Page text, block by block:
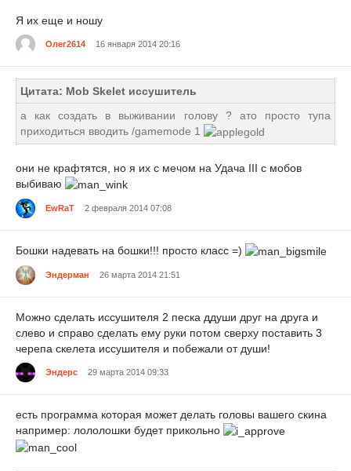
Я их еще и ношу
Олег2614 16 января 2014 20:16
Цитата: Mob Skelet иссушитель
а как создать в выживании голову ? ато просто тупа
приходиться вводить /gamemode 1
они не крафтятся, но я их с мечом на Удача III с мобов
выбиваю
EwRaT 2 февраля 2014 07:08
Бошки надевать на бошки!!! просто класс =)
Эндерман 26 марта 2014 21:51
Можно сделать иссушителя 2 песка ддуши друг на друга и
слево и справо сделать ему руки потом сверху поставить 3
черепа скелета иссушителя и побежали от души!
Эндерс 29 марта 2014 09:33
есть программа которая может делать головы вашего скина
например: лололошки будет прикольно